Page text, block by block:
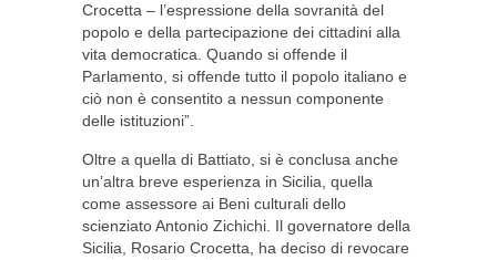
Crocetta – l’espressione della sovranità del
popolo e della partecipazione dei cittadini alla
vita democratica. Quando si offende il
Parlamento, si offende tutto il popolo italiano e
ciò non è consentito a nessun componente
delle istituzioni”.
Oltre a quella di Battiato, si è conclusa anche
un’altra breve esperienza in Sicilia, quella
come assessore ai Beni culturali dello
scienziato Antonio Zichichi. Il governatore della
Sicilia, Rosario Crocetta, ha deciso di revocare